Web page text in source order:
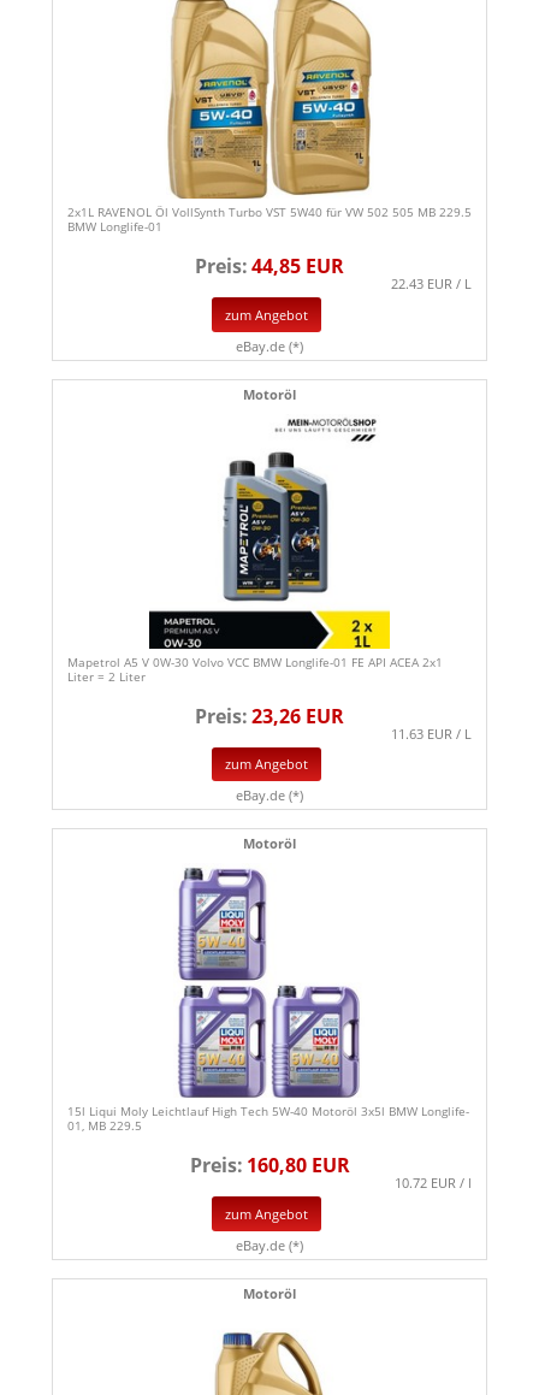
2x1L RAVENOL Öl VollSynth Turbo VST 5W40 für VW 502 505 MB 229.5
BMW Longlife-01
Preis:44,85 EUR
22.43 EUR / L
zum Angebot
eBay.de (*)
Motoröl
Mapetrol A5 V 0W-30 Volvo VCC BMW Longlife-01 FE API ACEA 2x1
Liter = 2 Liter
Preis:23,26 EUR
11.63 EUR / L
zum Angebot
eBay.de (*)
Motoröl
15l Liqui Moly Leichtlauf High Tech 5W-40 Motoröl 3x5l BMW Longlife-
01, MB 229.5
Preis: 160,80 EUR
10.72 EUR / l
zum Angebot
eBay.de (*)
Motoröl